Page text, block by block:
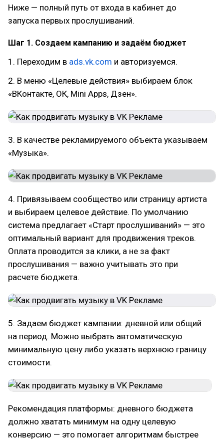
Ниже — полный путь от входа в кабинет до
запуска первых прослушиваний.
Шаг 1. Создаем кампанию и задаём бюджет
1. Переходим в ads.vk.com и авторизуемся.
2. В меню «Целевые действия» выбираем блок
«ВКонтакте, ОК, Mini Apps, Дзен».
3. В качестве рекламируемого объекта указываем
«Музыка».
4. Привязываем сообщество или страницу артиста
и выбираем целевое действие. По умолчанию
система предлагает «Старт прослушиваний» — это
оптимальный вариант для продвижения треков.
Оплата проводится за клики, а не за факт
прослушивания — важно учитывать это при
расчете бюджета.
5. Задаем бюджет кампании: дневной или общий
на период. Можно выбрать автоматическую
минимальную цену либо указать верхнюю границу
стоимости.
Рекомендация платформы: дневного бюджета
должно хватать минимум на одну целевую
конверсию — это помогает алгоритмам быстрее